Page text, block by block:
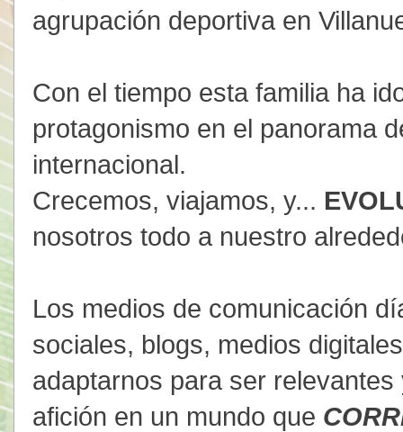
agrupación deportiva en
Con el tiempo esta familia ha
protagonismo en el panorama
internacional.
Crecemos, viajamos, y...
nosotros todo a nuestro
Los medios de comunicación
sociales, blogs, medios
adaptarnos para ser
afición en un mundo que